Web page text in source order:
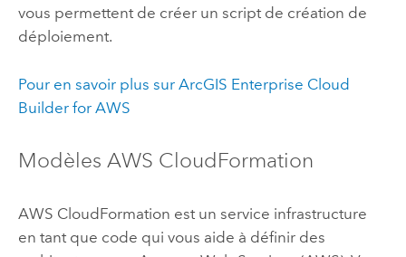
vous permettent de créer un script de création de
déploiement.
Pour en savoir plus sur ArcGIS Enterprise Cloud
Builder for AWS
Modèles AWS CloudFormation
AWS CloudFormation est un service infrastructure
en tant que code qui vous aide à définir des